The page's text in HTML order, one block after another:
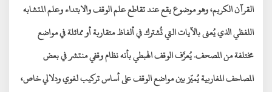
القرآن الكريم، وهو موضوع يقع عند تقاطععلم الوقف والابتداءوعلم المتشابه
اللفظيالذي يُعنى بالآيات التي تُشترك في ألفاظ متقاربة أو مماثلة في مواضع
مختلفة من المصحف. يُعرَّف الوقف الهبطي بأنهنظام وقفي منتشر في بعض
المصاحف المغاربيةيُميّز بين مواضع الوقف على أساس تركيب لغوي ودلالي خاص،